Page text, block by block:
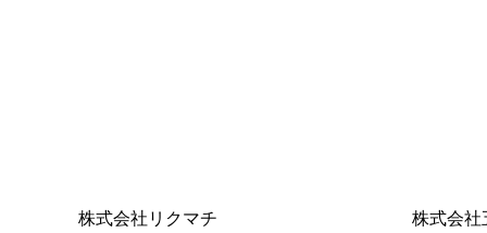
株式会社リクマチ 株式会社